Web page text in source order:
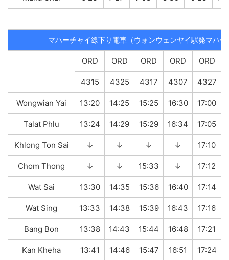
マハーチャイ線下り電車（ウォンウェンヤイ駅発マハ
ORD ORD ORD ORD ORD
4315 4325 4317 4307 4327
Wongwian Yai 13:20 14:25 15:25 16:30 17:00
Talat Phlu 13:24 14:29 15:29 16:34 17:05
Khlong Ton Sai ↓ ↓ ↓ ↓ 17:10
Chom Thong ↓ ↓ 15:33 ↓ 17:12
Wat Sai 13:30 14:35 15:36 16:40 17:14
Wat Sing 13:33 14:38 15:39 16:43 17:16
Bang Bon 13:38 14:43 15:44 16:48 17:21
Kan Kheha 13:41 14:46 15:47 16:51 17:24